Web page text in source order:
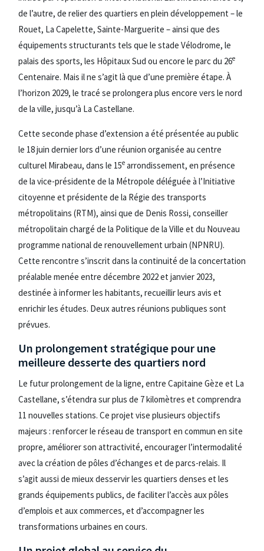
de l’autre, de relier des quartiers en plein développement – le
Rouet, La Capelette, Sainte-Marguerite – ainsi que des
équipements structurants tels que le stade Vélodrome, le
palais des sports, les Hôpitaux Sud ou encore le parc du 26e
Centenaire. Mais il ne s’agit là que d’une première étape. À
l’horizon 2029, le tracé se prolongera plus encore vers le nord
de la ville, jusqu’à La Castellane.
Cette seconde phase d’extension a été présentée au public
le 18 juin dernier lors d’une réunion organisée au centre
culturel Mirabeau, dans le 15e arrondissement, en présence
de la vice-présidente de la Métropole déléguée à l’Initiative
citoyenne et présidente de la Régie des transports
métropolitains (RTM), ainsi que de Denis Rossi, conseiller
métropolitain chargé de la Politique de la Ville et du Nouveau
programme national de renouvellement urbain (NPNRU).
Cette rencontre s’inscrit dans la continuité de la concertation
préalable menée entre décembre 2022 et janvier 2023,
destinée à informer les habitants, recueillir leurs avis et
enrichir les études. Deux autres réunions publiques sont
prévues.
Un prolongement stratégique pour une
meilleure desserte des quartiers nord
Le futur prolongement de la ligne, entre Capitaine Gèze et La
Castellane, s’étendra sur plus de 7 kilomètres et comprendra
11 nouvelles stations. Ce projet vise plusieurs objectifs
majeurs : renforcer le réseau de transport en commun en site
propre, améliorer son attractivité, encourager l’intermodalité
avec la création de pôles d’échanges et de parcs-relais. Il
s’agit aussi de mieux desservir les quartiers denses et les
grands équipements publics, de faciliter l’accès aux pôles
d’emplois et aux commerces, et d’accompagner les
transformations urbaines en cours.